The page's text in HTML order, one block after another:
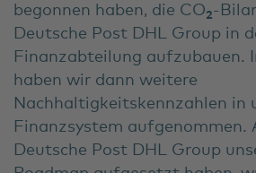
begonnen haben, die CO2-
Deutsche Post DHL Group in
Finanzabteilung aufzubauen.
haben wir dann weitere
Nachhaltigkeitskennzahlen in
Finanzsystem aufgenommen.
Deutsche Post DHL Group